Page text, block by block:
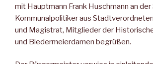
mit Hauptmann Frank Huschmann an der
Kommunalpolitiker aus
und Magistrat, Mitglieder der
und Biedermeierdamen begrüßen.